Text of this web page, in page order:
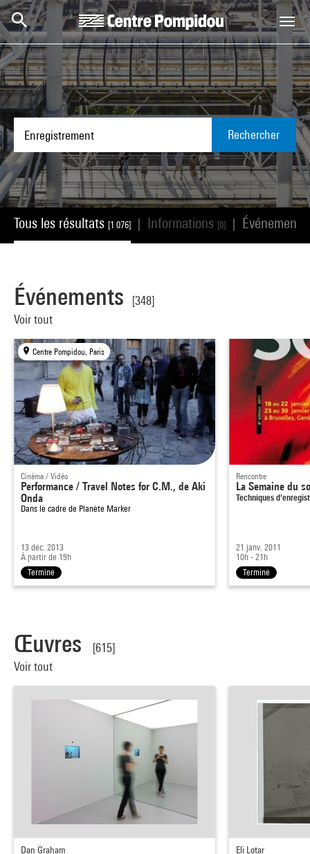
Aller au contenu principal
Centre Pompidou
Rechercher
Tous les résultats [1 076] Informations [0] Événements
Événements
[348]
Voir tout
Centre Pompidou, Paris
Cinéma / Vidéo
Performance / Travel Notes for C.M., de Aki
Onda
Dans le cadre de Planète Marker
13 déc. 2013
À partir de 19h
Terminé
Rencontre
La Semaine du
Techniques
21 janv. 2011
10h - 21h
Terminé
Œuvres
[615]
Voir tout
Dan Graham Eli Lotar